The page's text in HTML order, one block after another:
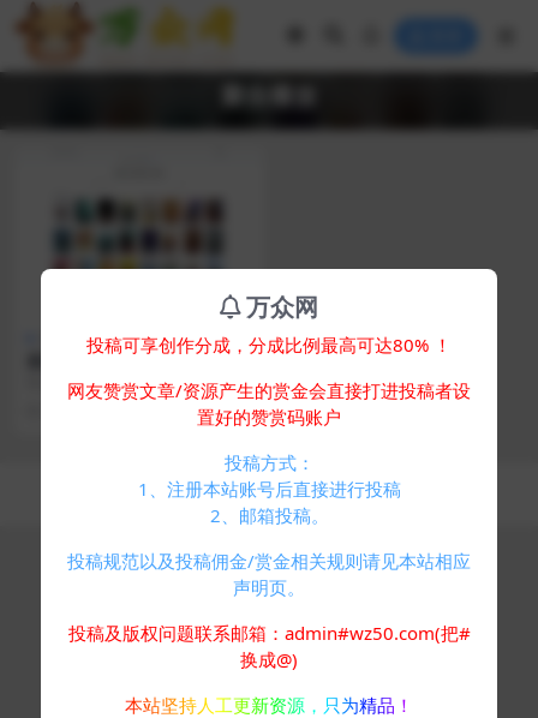
免费专区 其他源码
最新网盘资源搜索系统，Alist
聚合播放，电视直播
简介： 项目乃是基于 Vue 与 Nuxt.j
s 技术打造的网盘搜索项目，持续
0
Copyright © 2024万众网- All rights reserved
浙ICP备05025058号-4
万众网
投稿可享创作分成，分成比例最高可达80% ！
网友赞赏文章/资源产生的赏金会直接打进投稿者设
置好的赞赏码账户
投稿方式：
1、注册本站账号后直接进行投稿
2、邮箱投稿。
投稿规范以及投稿佣金/赏金相关规则请见本站相应
声明页。
投稿及版权问题联系邮箱：admin#wz50.com(把#
换成@)
本站坚持人工更新资源，只为精品！